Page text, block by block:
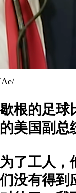
根的足球
美国副总
了工人，
没有得到